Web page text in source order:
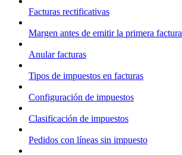
Facturas rectificativas
Margen antes de emitir la primera factura
Anular facturas
Tipos de impuestos en facturas
Configuración de impuestos
Clasificación de impuestos
Pedidos con líneas sin impuesto